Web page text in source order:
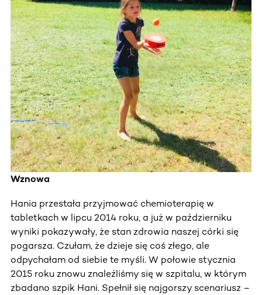
Wznowa
Hania przestała przyjmować chemioterapię w
tabletkach w lipcu 2014 roku, a już w październiku
wyniki pokazywały, że stan zdrowia naszej córki się
pogarsza. Czułam, że dzieje się coś złego, ale
odpychałam od siebie te myśli. W połowie stycznia
2015 roku znowu znaleźliśmy się w szpitalu, w którym
zbadano szpik Hani. Spełnił się najgorszy scenariusz –